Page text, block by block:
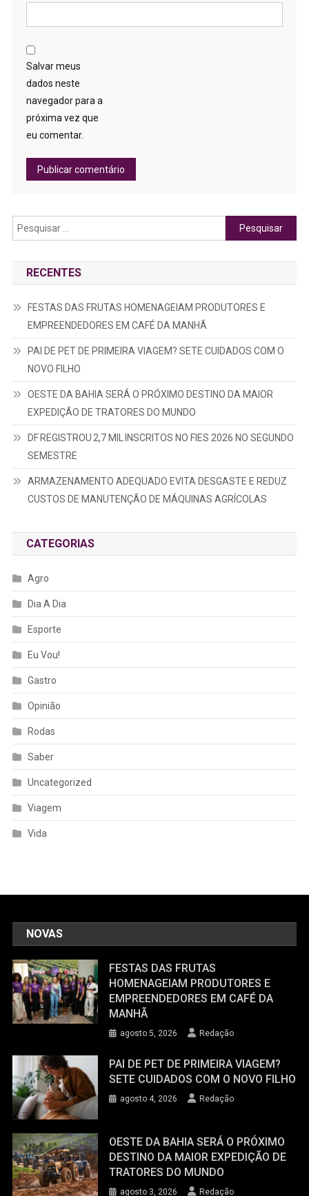
Salvar meus
dados neste
navegador para a
próxima vez que
eu comentar.
Pesquisar
por:
RECENTES
FESTAS DAS FRUTAS HOMENAGEIAM PRODUTORES E
EMPREENDEDORES EM CAFÉ DA MANHÃ
PAI DE PET DE PRIMEIRA VIAGEM? SETE CUIDADOS COM O
NOVO FILHO
OESTE DA BAHIA SERÁ O PRÓXIMO DESTINO DA MAIOR
EXPEDIÇÃO DE TRATORES DO MUNDO
DF REGISTROU 2,7 MIL INSCRITOS NO FIES 2026 NO SEGUNDO
SEMESTRE
ARMAZENAMENTO ADEQUADO EVITA DESGASTE E REDUZ
CUSTOS DE MANUTENÇÃO DE MÁQUINAS AGRÍCOLAS
CATEGORIAS
Agro
Dia A Dia
Esporte
Eu Vou!
Gastro
Opinião
Rodas
Saber
Uncategorized
Viagem
Vida
NOVAS
FESTAS DAS FRUTAS
HOMENAGEIAM PRODUTORES E
EMPREENDEDORES EM CAFÉ DA
MANHÃ
agosto 5, 2026 Redação
PAI DE PET DE PRIMEIRA VIAGEM?
SETE CUIDADOS COM O NOVO FILHO
agosto 4, 2026 Redação
OESTE DA BAHIA SERÁ O PRÓXIMO
DESTINO DA MAIOR EXPEDIÇÃO DE
TRATORES DO MUNDO
agosto 3, 2026 Redação